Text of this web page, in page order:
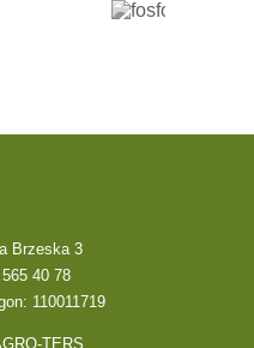
Brzeska 3
40 78
110011719
TERS